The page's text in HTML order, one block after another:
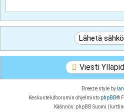
Viesti
Breeze style by
Keskustelufoorumin ohjelmisto phpBB®
Käännös: phpBB Suomi